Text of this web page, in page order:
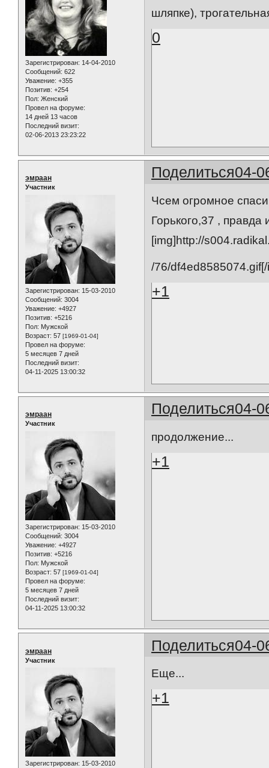
Зарегистрирован: 14-04-2010
Сообщений: 622
Уважение: +355
Позитив: +254
Пол: Женский
Провел на форуме:
14 дней 13 часов
Последний визит:
02-06-2013 23:23:22
шляпке),
0
Поделиться04-
эмраан
Участник
Зарегистрирован: 15-03-2010
Сообщений: 3004
Уважение: +4927
Позитив: +5216
Пол: Мужской
Возраст: 57 [1969-01-04]
Провел на форуме:
5 месяцев 7 дней
Последний визит:
04-11-2025 13:00:32
Чсем огромное
Горького,37 , правда
[img]http://
/76/
+1
Поделиться04-
эмраан
Участник
Зарегистрирован: 15-03-2010
Сообщений: 3004
Уважение: +4927
Позитив: +5216
Пол: Мужской
Возраст: 57 [1969-01-04]
Провел на форуме:
5 месяцев 7 дней
Последний визит:
04-11-2025 13:00:32
продолжение...
+1
Поделиться04-
эмраан
Участник
Зарегистрирован: 15-03-2010
Еще...
+1